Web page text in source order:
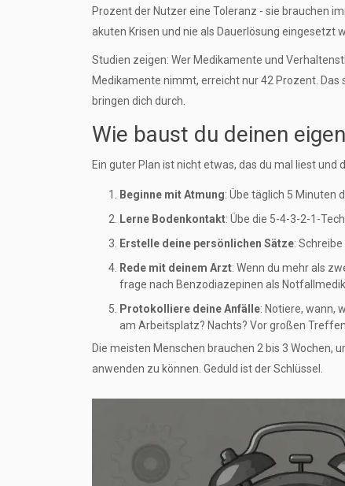
Prozent der Nutzer eine Toleranz - sie brauchen
akuten Krisen und nie als Dauerlösung eingesetzt
Studien zeigen: Wer Medikamente und
Medikamente nimmt, erreicht nur 42 Prozent.
bringen dich durch.
Wie baust du deinen
Ein guter Plan ist nicht etwas, das du mal liest und
Beginne mit Atmung: Übe täglich 5 Minuten
Lerne Bodenkontakt: Übe die 5-4-3-2-1-
Erstelle deine persönlichen Sätze:
Rede mit deinem Arzt: Wenn du mehr als
frage nach Benzodiazepinen als
Protokolliere deine Anfälle: Notiere, wann,
am Arbeitsplatz? Nachts? Vor großen
Die meisten Menschen brauchen 2 bis 3 Wochen,
anwenden zu können. Geduld ist der Schlüssel.